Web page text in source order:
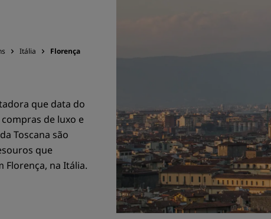
Itália Florença
que data do
de luxo e
Toscana são
que
Florença, na Itália.